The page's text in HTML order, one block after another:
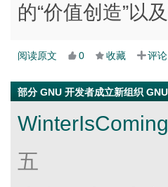
的“价值创造”以
阅读原文 0 收藏 评论
部分 GNU 开发者成立新组织
WinterIsComing
五